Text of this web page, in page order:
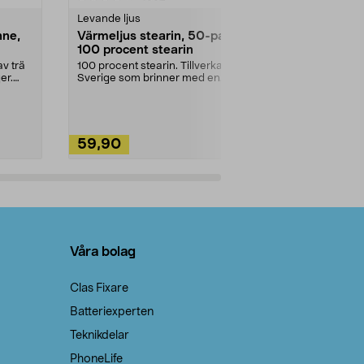
trä
Levande ljus
Värmeljus stearin, 50-pack,
100 procent stearin
100 procent stearin. Tillverkade i
Sverige som brinner med en
59,90
Våra bolag
Clas Fixare
Batteriexperten
Teknikdelar
PhoneLife